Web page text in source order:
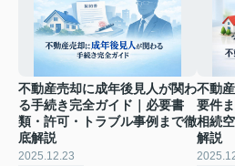
不動産売却に成年後見人が関わ
る手続き完全ガイド｜必要書
類・許可・トラブル事例まで徹
底解説
2025.12.23
不動
要件
相続
解説